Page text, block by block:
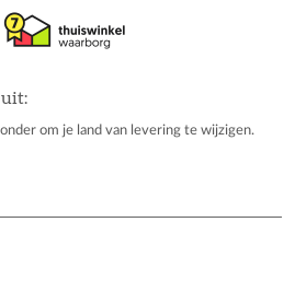
uit:
om je land van levering te wijzigen.